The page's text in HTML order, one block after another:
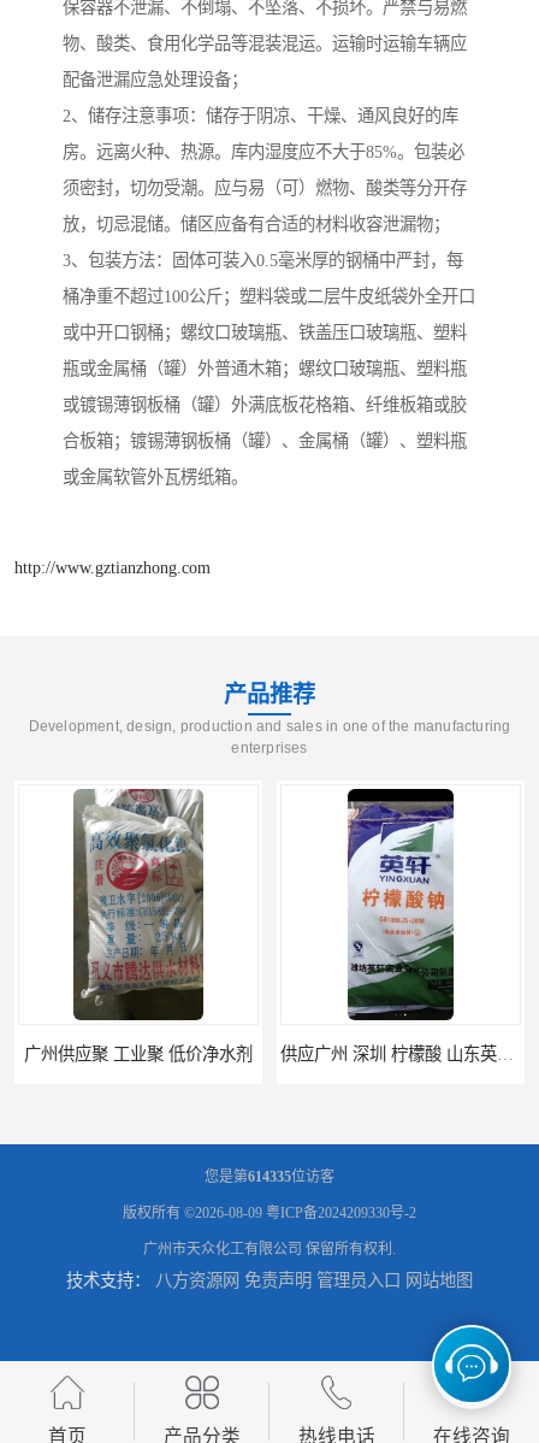
保容器不泄漏、不倒塌、不坠落、不损坏。严禁与易燃
物、酸类、食用化学品等混装混运。运输时运输车辆应
配备泄漏应急处理设备；
2、储存注意事项：储存于阴凉、干燥、通风良好的库
房。远离火种、热源。库内湿度应不大于85%。包装必
须密封，切勿受潮。应与易（可）燃物、酸类等分开存
放，切忌混储。储区应备有合适的材料收容泄漏物；
3、包装方法：固体可装入0.5毫米厚的钢桶中严封，每
桶净重不超过100公斤；塑料袋或二层牛皮纸袋外全开口
或中开口钢桶；螺纹口玻璃瓶、铁盖压口玻璃瓶、塑料
瓶或金属桶（罐）外普通木箱；螺纹口玻璃瓶、塑料瓶
或镀锡薄钢板桶（罐）外满底板花格箱、纤维板箱或胶
合板箱；镀锡薄钢板桶（罐）、金属桶（罐）、塑料瓶
或金属软管外瓦楞纸箱。
http://www.gztianzhong.com
产品推荐
Development, design, production and sales in one of the manufacturing
enterprises
广州供应聚 工业聚 低价净水剂 供应广州 深圳 柠檬酸 山东英轩柠檬酸 二水柠檬酸
供应碳酸 工业小苏打 供应湖北双环纯碱 碳酸 高含量纯碱
您是第614335位访客
版权所有 ©2026-08-09 粤ICP备2024209330号-2
广州市天众化工有限公司 保留所有权利.
技术支持： 八方资源网 免责声明 管理员入口 网站地图
首页 产品分类 热线电话 在线咨询